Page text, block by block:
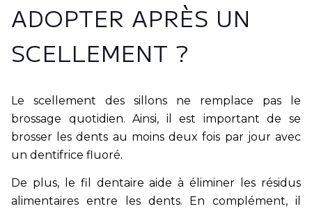
ADOPTER APRÈS UN
SCELLEMENT ?
Le scellement des sillons ne remplace pas le
brossage quotidien. Ainsi, il est important de se
brosser les dents au moins deux fois par jour avec
un dentifrice fluoré.
De plus, le fil dentaire aide à éliminer les résidus
alimentaires entre les dents. En complément, il